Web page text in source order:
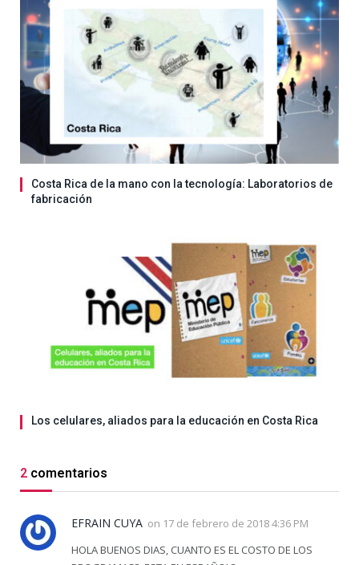
Costa Rica de la mano con la tecnología: Laboratorios de
fabricación
Los celulares, aliados para la educación en Costa Rica
2 comentarios
EFRAIN CUYA on 17 de febrero de 2018 4:36 PM
HOLA BUENOS DIAS, CUANTO ES EL COSTO DE LOS